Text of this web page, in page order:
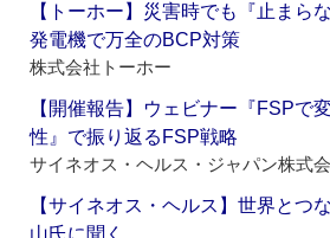
【トーホー】災害時でも『止ま
発電機で万全のBCP対策
株式会社トーホー
【開催報告】ウェビナー『FSPで
性』で振り返るFSP戦略
サイネオス・ヘルス・ジャパン株式
【サイネオス・ヘルス】世界と